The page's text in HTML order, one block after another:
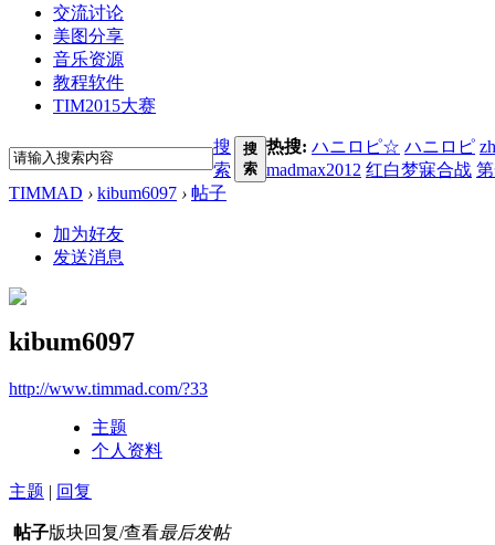
交流讨论
美图分享
音乐资源
教程软件
TIM2015大赛
搜
索
搜
索
热搜: ハニロピ☆ ハニロピ
madmax2012 红白梦寐合战
TIMMAD › kibum6097 › 帖子
加为好友
发送消息
kibum6097
http://www.timmad.com/?33
主题
个人资料
主题 | 回复
帖子版块回复/查看最后发帖